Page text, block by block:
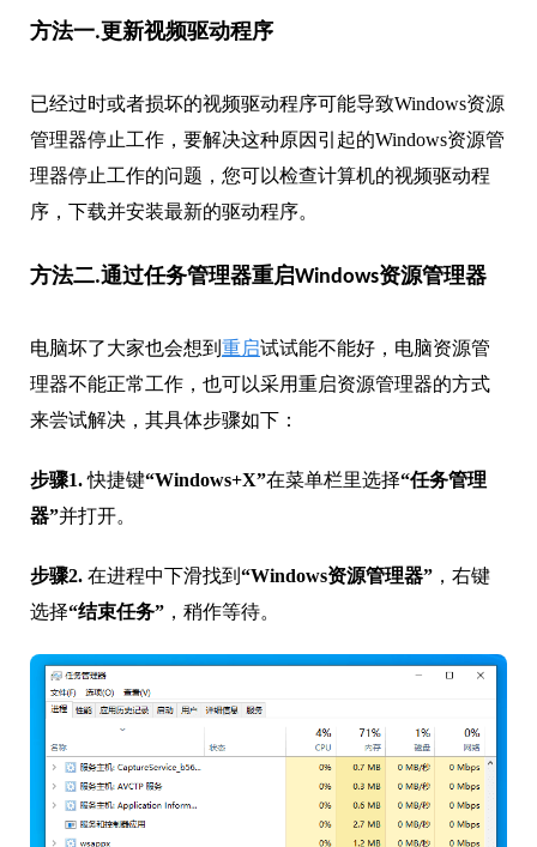
方法一.更新视频驱动程序
已经过时或者损坏的视频驱动程序可能导致Windows资源
管理器停止工作，要解决这种原因引起的Windows资源管
理器停止工作的问题，您可以检查计算机的视频驱动程
序，下载并安装最新的驱动程序。
方法二.通过任务管理器重启Windows资源管理器
电脑坏了大家也会想到 重启试试能不能好，电脑资源管
理器不能正常工作，也可以采用重启资源管理器的方式
来尝试解决，其具体步骤如下：
步骤1.快捷键“Windows+X”在菜单栏里选择“任务管理
器”并打开。
步骤2. 在进程中下滑找到 “Windows资源管理器” ，右键
选择“结束任务” ，稍作等待。